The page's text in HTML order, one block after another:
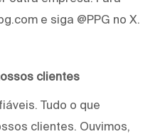
e siga @PPG no X.
clientes
Tudo o que
clientes. Ouvimos,